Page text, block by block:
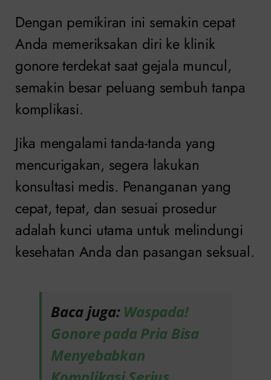
Dengan pemikiran ini semakin cepat
Anda memeriksakan diri ke klinik
gonore terdekat saat gejala muncul,
semakin besar peluang sembuh tanpa
komplikasi.
Jika mengalami tanda-tanda yang
mencurigakan, segera lakukan
konsultasi medis. Penanganan yang
cepat, tepat, dan sesuai prosedur
adalah kunci utama untuk melindungi
kesehatan Anda dan pasangan seksual.
Baca juga: Waspada!
Gonore pada Pria Bisa
Menyebabkan